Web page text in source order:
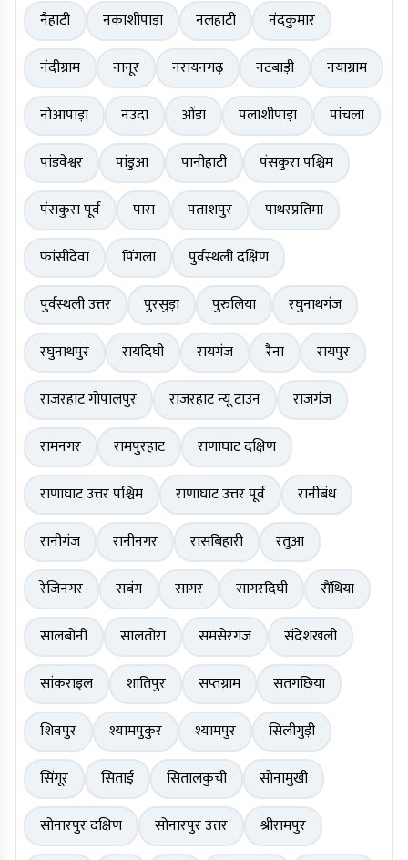
नैहाटी नकाशीपाड़ा नलहाटी
नंदकुमार
नंदीग्राम
नानूर नरायनगढ़ नटबाड़ी
नयाग्राम
नोआपाड़ा
नउदा ओंडा पलाशीपाड़ा
पांचला
पांडवेश्वर
पांडुआ पानीहाटी
पंसकुरा पश्चिम
पंसकुरा पूर्व
पारा पताशपुर
पाथरप्रतिमा
फांसीदेवा
पिंगला
पुर्वस्थली दक्षिण
पुर्वस्थली उत्तर
पुरसुड़ा पुरुलिया
रघुनाथगंज
रघुनाथपुर
रायदिघी रायगंज रैना
रायपुर
राजरहाट गोपालपुर
राजरहाट न्यू टाउन
राजगंज
रामनगर
रामपुरहाट
राणाघाट दक्षिण
राणाघाट उत्तर पश्चिम
राणाघाट उत्तर पूर्व
रानीबंध
रानीगंज
रानीनगर रासबिहारी
रतुआ
रेजिनगर
सबंग सागर सागरदिघी
सैंथिया
सालबोनी
सालतोरा समसेरगंज
संदेशखली
सांकराइल
शांतिपुर सप्तग्राम
सतगछिया
शिवपुर
श्यामपुकुर श्यामपुर
सिलीगुड़ी
सिंगूर
सिताई सितालकुची
सोनामुखी
सोनारपुर दक्षिण
सोनारपुर उत्तर
श्रीरामपुर